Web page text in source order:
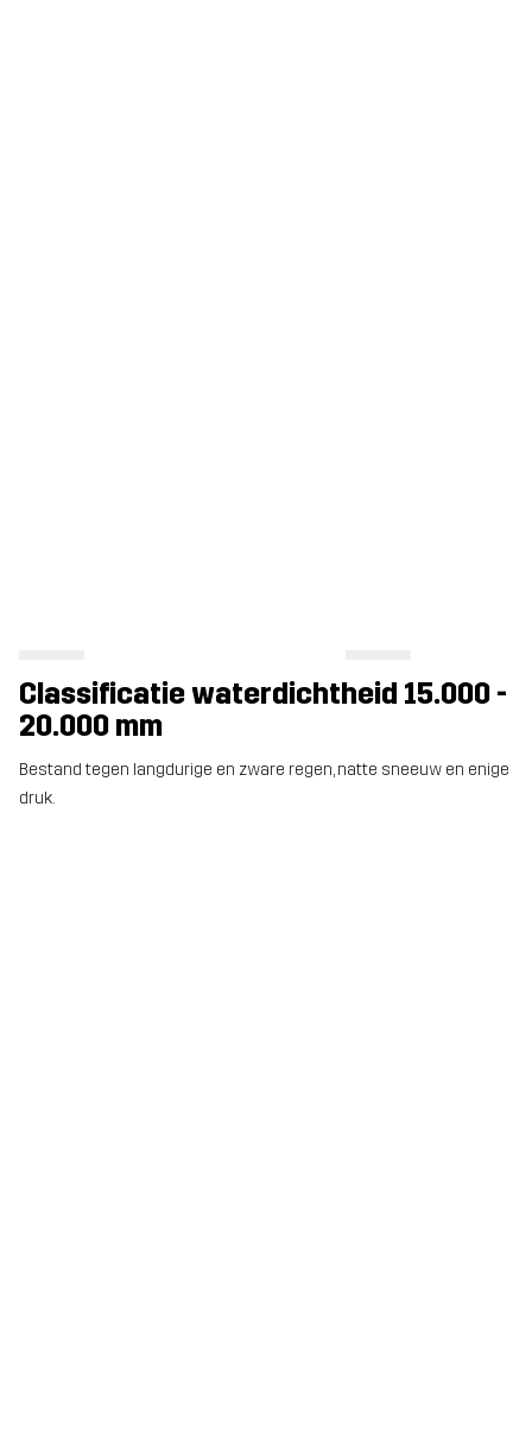
Classificatie waterdichtheid 15.000 -
20.000 mm
Bestand tegen langdurige en zware regen, natte sneeuw en enige
druk.